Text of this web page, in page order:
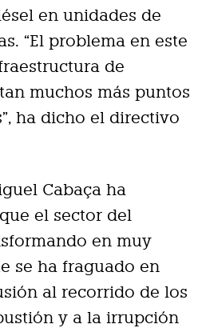
en unidades de
“El problema en este
de
muchos más puntos
ha dicho el directivo
Cabaça ha
el sector del
en muy
se ha fraguado en
al recorrido de los
y a la irrupción